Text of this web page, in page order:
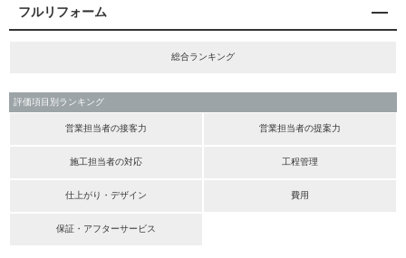
フルリフォーム
総合ランキング
評価項目別ランキング
営業担当者の接客力 営業担当者の提案力
施工担当者の対応 工程管理
仕上がり・デザイン 費用
保証・アフターサービス